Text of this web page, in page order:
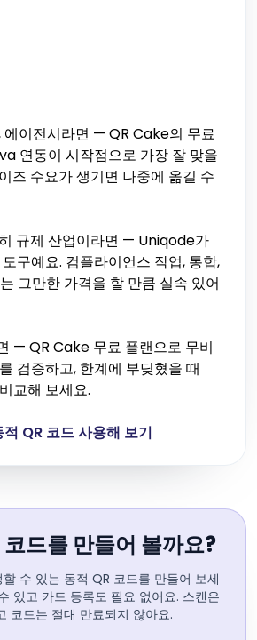
에이전시라면 — QR Cake의 무료
연동이 시작점으로 가장 잘 맞을
즈 수요가 생기면 나중에 옮길 수
규제 산업이라면 — Uniqode가
구예요. 컴플라이언스 작업, 통합,
그만한 가격을 할 만큼 실속 있어
— QR Cake 무료 플랜으로 무비
검증하고, 한계에 부딪혔을 때
교해 보세요.
QR 코드 사용해 보기
드를 만들어 볼까요?
수 있는 동적 QR 코드를 만들어 보세
있고 카드 등록도 필요 없어요. 스캔은
코드는 절대 만료되지 않아요.